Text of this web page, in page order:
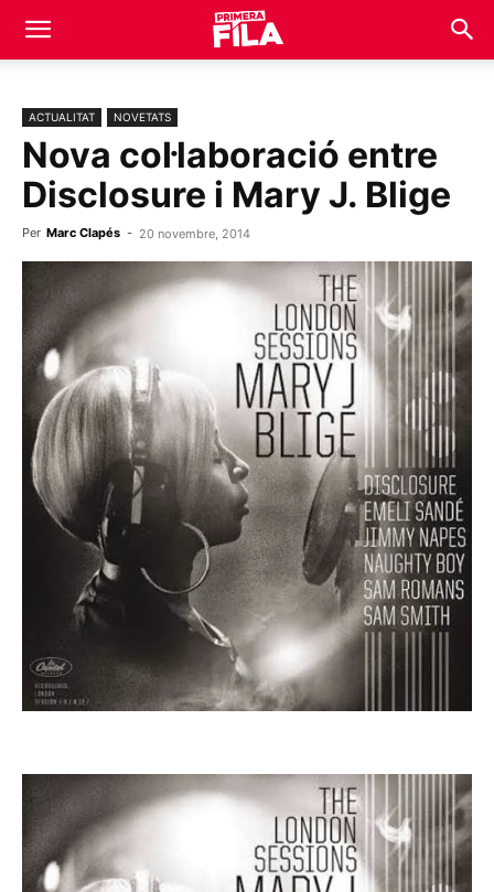
ACTUALITAT NOVETATS
Nova col·laboració entre
Disclosure i Mary J. Blige
Per Marc Clapés - 20 novembre, 2014